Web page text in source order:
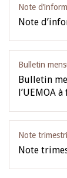
Note
Note
Bulletin
Bulletin
l’UEMOA
Note
Note